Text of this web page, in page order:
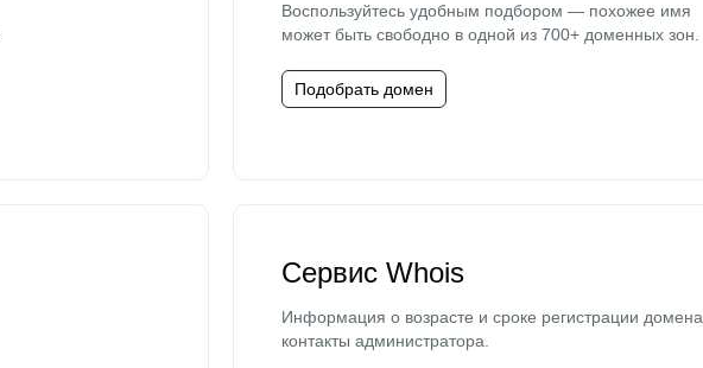
Воспользуйтесь удобным подбором — похожее имя
может быть свободно в одной из 700+ доменных зон.
Подобрать домен
Сервис Whois
Информация о возрасте и сроке регистрации домена,
контакты администратора.